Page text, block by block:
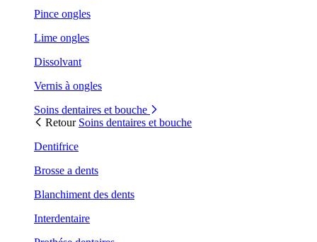
Pince ongles
Lime ongles
Dissolvant
Vernis à ongles
Soins dentaires et bouche
Retour Soins dentaires et bouche
Dentifrice
Brosse a dents
Blanchiment des dents
Interdentaire